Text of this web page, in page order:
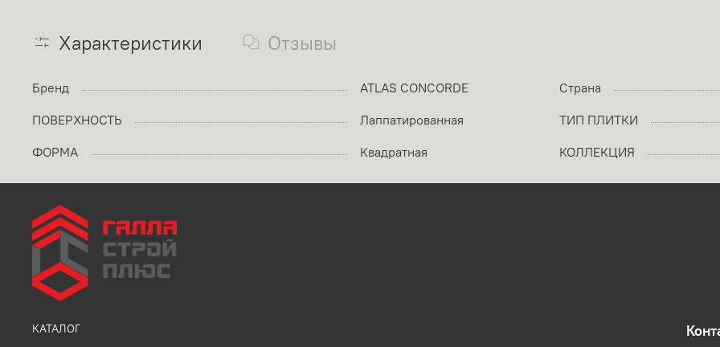
Характеристики Отзывы
Бренд ATLAS CONCORDE Страна
ПОВЕРХНОСТЬ
Лаппатированная ТИП ПЛИТКИ
ФОРМА
Квадратная КОЛЛЕКЦИЯ
КАТАЛОГ